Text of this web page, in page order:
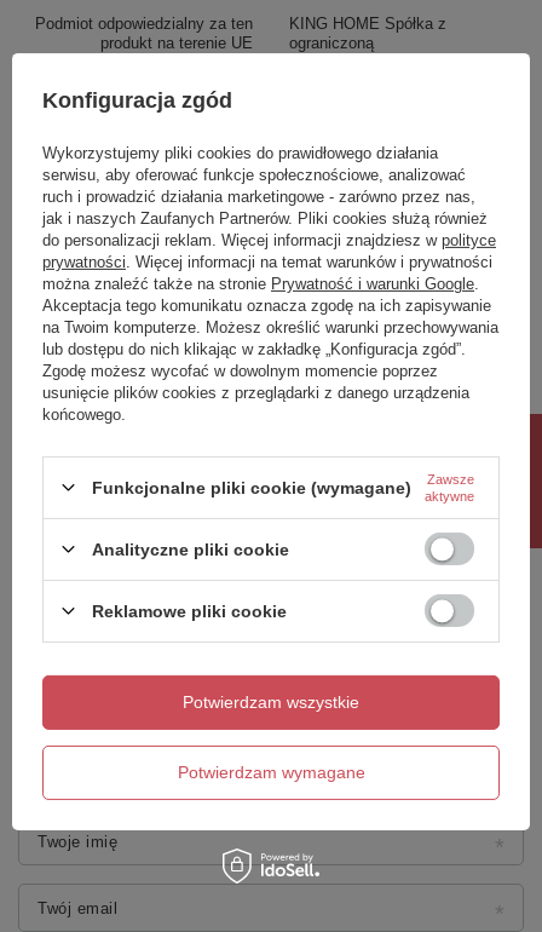
Podmiot odpowiedzialny za ten
produkt na terenie UE
KING HOME Spółka z
ograniczoną
materiał
Szerokość 80
Potrzebujesz pomocy? Masz pytania?
Zadaj pytanie a my odpowiemy niezwłocznie,
najciekawsze pytania i odpowiedzi publikując
dla innych.
Zadaj pytanie
Napisz swoją opinię
Twoja ocena:
5/5
Twoje imię
Twój email
Konfiguracja zgód
Wykorzystujemy pliki cookies do prawidłowego działania
serwisu, aby oferować funkcje społecznościowe, analizować
ruch i prowadzić działania marketingowe - zarówno przez nas,
jak i naszych Zaufanych Partnerów. Pliki cookies służą również
do personalizacji reklam. Więcej informacji znajdziesz w polityce
prywatności . Więcej informacji na temat warunków i prywatności
można znaleźć także na stronie Prywatność i warunki Google
Akceptacja tego komunikatu oznacza zgodę na ich zapisywanie
na Twoim komputerze. Możesz określić warunki przechowywania
lub dostępu do nich klikając w zakładkę „Konfiguracja zgód”.
Zgodę możesz wycofać w dowolnym momencie poprzez
usunięcie plików cookies z przeglądarki z danego urządzenia
końcowego.
Funkcjonalne pliki cookie (wymagane)
Zawsze
aktywne
Analityczne pliki cookie
Reklamowe pliki cookie
Potwierdzam wymagane
Potwierdzam wszystkie